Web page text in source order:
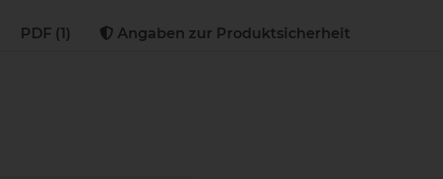
PDF (1) Angaben zur Produktsicherheit